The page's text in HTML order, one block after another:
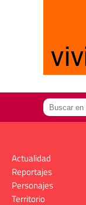
Actualidad
Reportajes
Personajes
Territorio